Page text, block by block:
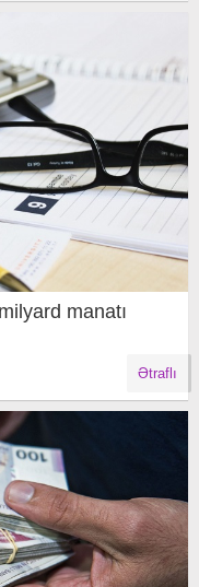
manatı
Ətraflı